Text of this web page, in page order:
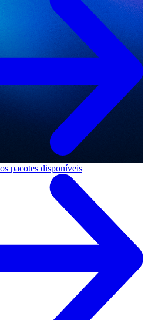
pacotes disponíveis